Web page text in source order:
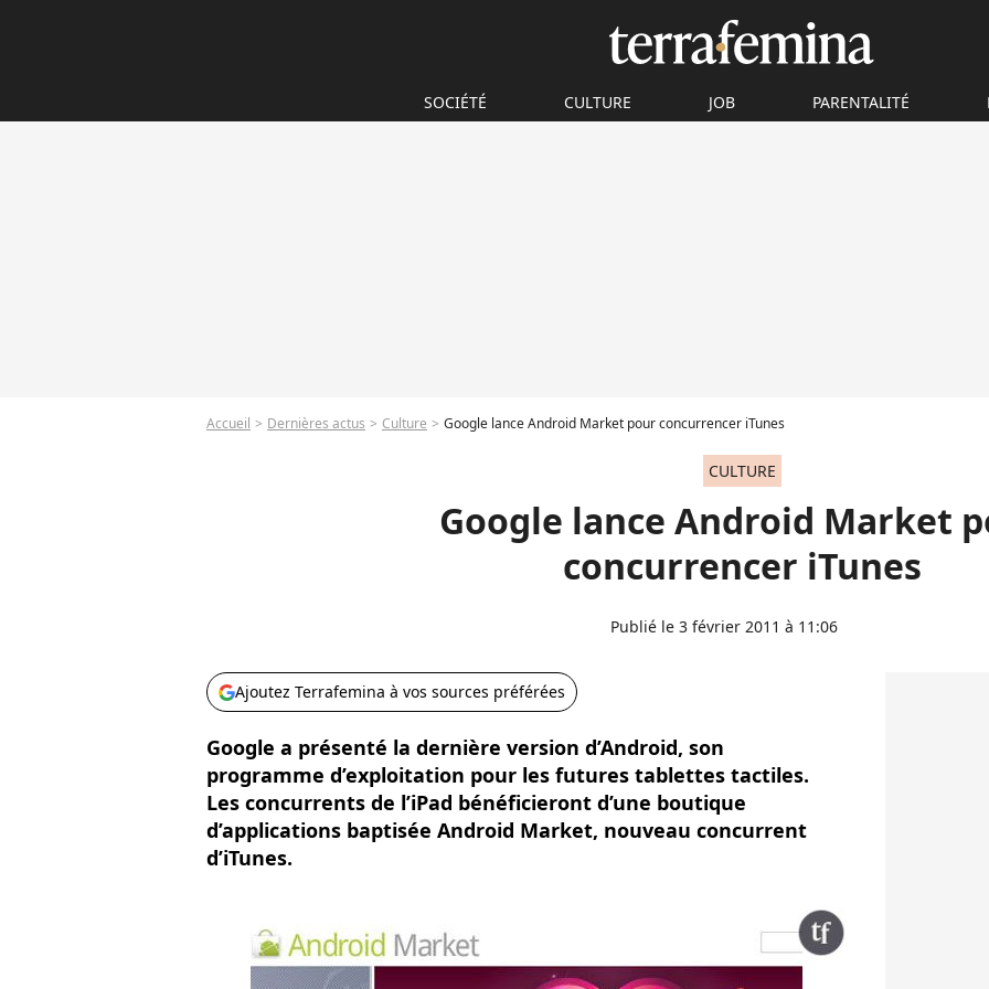
SOCIÉTÉ CULTURE JOB PARENTALITÉ
Accueil Dernières actus Culture Google lance Android Market pour concurrencer iTunes
CULTURE
Google lance Android Market
concurrencer iTunes
Publié le 3 février 2011 à 11:06
Ajoutez Terrafemina à vos sources préférées
Google a présenté la dernière version d’Android, son
programme d’exploitation pour les futures tablettes tactiles.
Les concurrents de l’iPad bénéficieront d’une boutique
d’applications baptisée Android Market, nouveau concurrent
d’iTunes.